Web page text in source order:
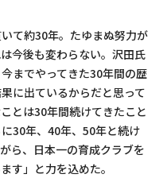
て約30年。たゆまぬ努力が
今後も変わらない。沢田氏
までやってきた30年間の歴
に出ているからだと思って
とは30年間続けてきたこと
30年、40年、50年と続け
ら、日本一の育成クラブを
す」と力を込めた。